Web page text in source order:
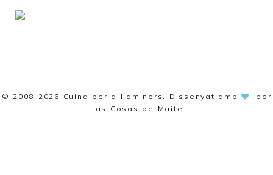
© 2008-2026 Cuina per a llaminers . Dissenyat amb
per
Las Cosas de Maite